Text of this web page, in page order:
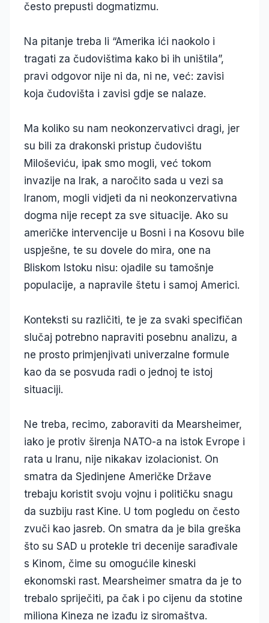
često prepusti dogmatizmu.
Na pitanje treba li “Amerika ići naokolo i
tragati za čudovištima kako bi ih uništila”,
pravi odgovor nije ni da, ni ne, već: zavisi
koja čudovišta i zavisi gdje se nalaze.
Ma koliko su nam neokonzervativci dragi, jer
su bili za drakonski pristup čudovištu
Miloševiću, ipak smo mogli, već tokom
invazije na Irak, a naročito sada u vezi sa
Iranom, mogli vidjeti da ni neokonzervativna
dogma nije recept za sve situacije. Ako su
američke intervencije u Bosni i na Kosovu bile
uspješne, te su dovele do mira, one na
Bliskom Istoku nisu: ojadile su tamošnje
populacije, a napravile štetu i samoj Americi.
Konteksti su različiti, te je za svaki specifičan
slučaj potrebno napraviti posebnu analizu, a
ne prosto primjenjivati univerzalne formule
kao da se posvuda radi o jednoj te istoj
situaciji.
Ne treba, recimo, zaboraviti da Mearsheimer,
iako je protiv širenja NATO-a na istok Evrope i
rata u Iranu, nije nikakav izolacionist. On
smatra da Sjedinjene Američke Države
trebaju koristit svoju vojnu i političku snagu
da suzbiju rast Kine. U tom pogledu on često
zvuči kao jasreb. On smatra da je bila greška
što su SAD u protekle tri decenije sarađivale
s Kinom, čime su omogućile kineski
ekonomski rast. Mearsheimer smatra da je to
trebalo spriječiti, pa čak i po cijenu da stotine
miliona Kineza ne izađu iz siromaštva.